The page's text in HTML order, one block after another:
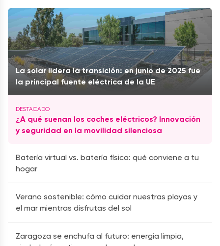
La solar lidera la transición: en junio de 2025 fue
la principal fuente eléctrica de la UE
¿A qué suenan los coches eléctricos? Innovación
y seguridad en la movilidad silenciosa
Batería virtual vs. batería física: qué conviene a tu
hogar
Verano sostenible: cómo cuidar nuestras playas y
el mar mientras disfrutas del sol
Zaragoza se enchufa al futuro: energía limpia,